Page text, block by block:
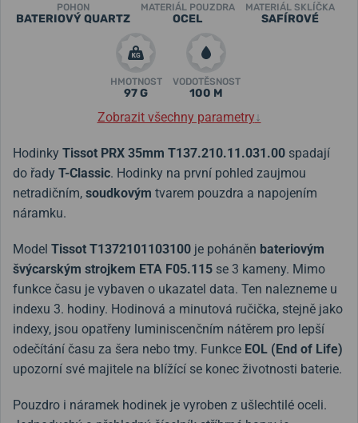
POHON
BATERIOVÝ QUARTZ
MATERIÁL POUZDRA
OCEL
MATERIÁL SKLÍČKA
SAFÍROVÉ
HMOTNOST
97 G
VODOTĚSNOST
100 M
Zobrazit všechny parametry↓
Hodinky Tissot PRX 35mm T137.210.11.031.00 spadají
do řady T-Classic. Hodinky na první pohled zaujmou
netradičním, soudkovým tvarem pouzdra a napojením
náramku.
Model Tissot T1372101103100 je poháněn bateriovým
švýcarským strojkem ETA F05.115 se 3 kameny. Mimo
funkce času je vybaven o ukazatel data. Ten nalezneme u
indexu 3. hodiny. Hodinová a minutová ručička, stejně jako
indexy, jsou opatřeny luminiscenčním nátěrem pro lepší
odečítání času za šera nebo tmy. Funkce EOL (End of Life)
upozorní své majitele na blížící se konec životnosti baterie.
Pouzdro i náramek hodinek je vyroben z ušlechtilé oceli.